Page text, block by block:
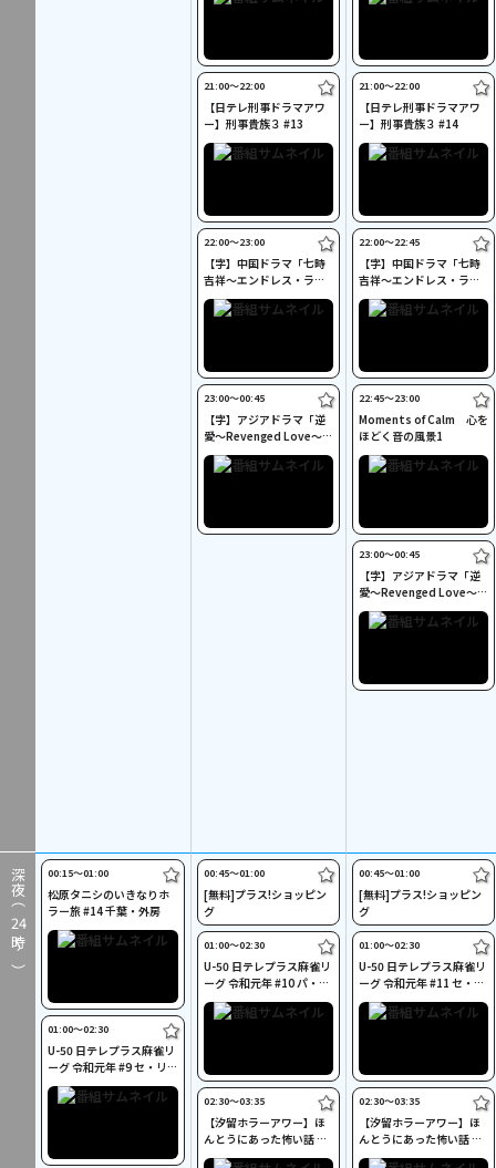
深夜（
24
時～）
21:00〜22:00
【日テレ刑事ドラマアワ
ー】刑事貴族３ #13
22:00〜23:00
【字】中国ドラマ「七時
吉祥～エンドレス・ラブ
～」 #11
23:00〜00:45
【字】アジアドラマ「逆
愛～Revenged Love～」
#17～18
21:00〜22:00
【日テレ刑事ドラマアワ
ー】刑事貴族３ #14
22:00〜22:45
【字】中国ドラマ「七時
吉祥～エンドレス・ラブ
～」 #12
22:45〜23:00
Moments of Calm 心を
ほどく音の風景1
23:00〜00:45
【字】アジアドラマ「逆
愛～Revenged Love～」
#19～20
00:15〜01:00
松原タニシのいきなりホ
ラー旅 #14 千葉・外房
01:00〜02:30
U-50 日テレプラス麻雀リ
ーグ 令和元年 #9 セ・リー
グ予選(5)
00:45〜01:00
[無料]プラス!ショッピン
グ
01:00〜02:30
U-50 日テレプラス麻雀リ
ーグ 令和元年 #10 パ・リ
ーグ予選(5)
02:30〜03:35
【汐留ホラーアワー】ほ
んとうにあった怖い話 第
二十六夜
00:45〜01:00
[無料]プラス!ショッピン
グ
01:00〜02:30
U-50 日テレプラス麻雀リ
ーグ 令和元年 #11 セ・リ
ーグ予選(6)
02:30〜03:35
【汐留ホラーアワー】ほ
んとうにあった怖い話 第
二十七夜